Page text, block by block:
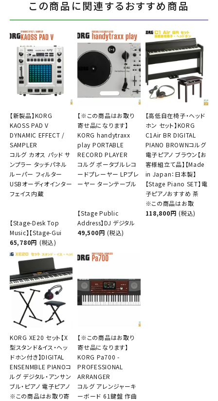
この商品に関連するおすすめ商品
【新製品】KORG
KAOSS PAD V
DYNAMIC EFFECT /
SAMPLER
コルグ カオス パッド サ
ンプラー タッチパネル
ルーパー フィルター
USBオーディオインター
フェイス内蔵
【Stage-Desk Top
Music】【Stage-Gui
65,780円 (税込)
【※この商品はお取り
寄せ品になります】
KORG handytraxx
play PORTABLE
RECORD PLAYER
コルグ ポータブルレコ
ードプレーヤー LPプレ
ーヤー ターンテーブル
【Stage Public
Address】DJ デジタル
49,500円 (税込)
【高低自在椅子・ヘッド
ホン セット】KORG
C1Air BR DIGITAL
PIANO BROWNコルグ
電子ピアノ ブラウン【お
客様組立て品】【Made
in Japan：日本製】
【Stage Piano SET】電
子ピアノおすすめ 茶
※この商品はお取
118,800円 (税込)
KORG XE20 セット【X
型スタンド&イス・ヘッ
ドホン付き】DIGITAL
ENSENMBLE PIANOコ
ルグ デジタル・アンサン
ブル・ピアノ 電子ピアノ
※この商品はお取り寄
【※この商品はお取り
寄せ品になります】
KORG Pa700 -
PROFESSIONAL
ARRANGER
コルグ アレンジャーキ
ーボード 61鍵盤 作曲